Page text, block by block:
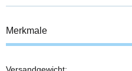
Merkmale